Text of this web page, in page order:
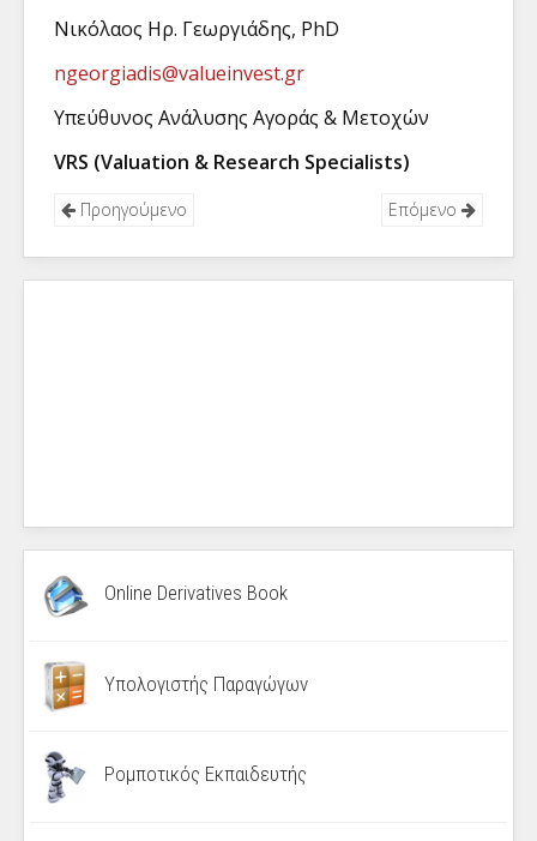
Νικόλαος Ηρ. Γεωργιάδης, PhD
ngeorgiadis@valueinvest.gr
Υπεύθυνος Ανάλυσης Αγοράς & Μετοχών
VRS (Valuation & Research Specialists)
Προηγούμενο Επόμενο
Online Derivatives Book
Υπολογιστής Παραγώγων
Ρομποτικός Εκπαιδευτής